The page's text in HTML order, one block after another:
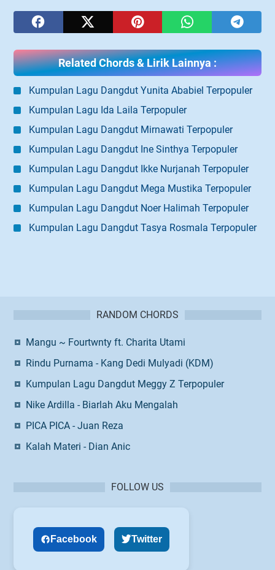
Related Chords & Lirik Lainnya :
Kumpulan Lagu Dangdut Yunita Ababiel Terpopuler
Kumpulan Lagu Ida Laila Terpopuler
Kumpulan Lagu Dangdut Mirnawati Terpopuler
Kumpulan Lagu Dangdut Ine Sinthya Terpopuler
Kumpulan Lagu Dangdut Ikke Nurjanah Terpopuler
Kumpulan Lagu Dangdut Mega Mustika Terpopuler
Kumpulan Lagu Dangdut Noer Halimah Terpopuler
Kumpulan Lagu Dangdut Tasya Rosmala Terpopuler
RANDOM CHORDS
Mangu ~ Fourtwnty ft. Charita Utami
Rindu Purnama - Kang Dedi Mulyadi (KDM)
Kumpulan Lagu Dangdut Meggy Z Terpopuler
Nike Ardilla - Biarlah Aku Mengalah
PICA PICA - Juan Reza
Kalah Materi - Dian Anic
FOLLOW US
Facebook Twitter